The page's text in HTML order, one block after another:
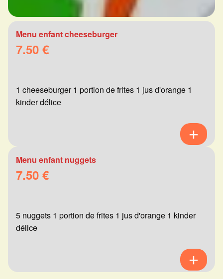
Menu enfant cheeseburger
7.50 €
1 cheeseburger 1 portion de frites 1 jus d'orange 1
kinder délice
Menu enfant nuggets
7.50 €
5 nuggets 1 portion de frites 1 jus d'orange 1 kinder
délice